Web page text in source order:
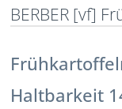
BERBER [vf]
Haltbarkeit